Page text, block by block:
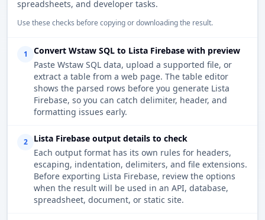
spreadsheets, and developer tasks.
Use these checks before copying or downloading the result.
1
Convert Wstaw SQL to Lista Firebase with preview
Paste Wstaw SQL data, upload a supported file, or
extract a table from a web page. The table editor
shows the parsed rows before you generate Lista
Firebase, so you can catch delimiter, header, and
formatting issues early.
2
Lista Firebase output details to check
Each output format has its own rules for headers,
escaping, indentation, delimiters, and file extensions.
Before exporting Lista Firebase, review the options
when the result will be used in an API, database,
spreadsheet, document, or static site.